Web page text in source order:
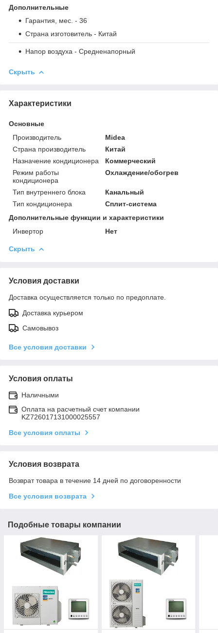
Дополнительные
Гарантия, мес. - 36
Страна изготовитель - Китай
Напор воздуха - Средненапорный
Скрыть
Характеристики
Основные
Производитель
Midea
Страна производитель
Китай
Назначение кондиционера
Коммерческий
Режим работы
кондиционера
Охлаждение/обогрев
Тип внутреннего блока
Канальный
Тип кондиционера
Сплит-система
Дополнительные функции и характеристики
Инвертор
Нет
Скрыть
Условия доставки
Доставка осуществляется только по предоплате.
Доставка курьером
Самовывоз
Все условия доставки
Условия оплаты
Наличными
Оплата на расчетный счет компании
KZ726017131000025557
Все условия оплаты
Условия возврата
Возврат товара в течение 14 дней по договоренности
Все условия возврата
Подобные товары компании